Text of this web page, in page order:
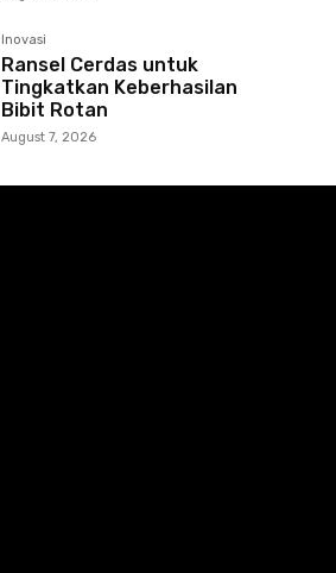
Inovasi
Ransel Cerdas untuk
Tingkatkan Keberhasilan
Bibit Rotan
August 7, 2026